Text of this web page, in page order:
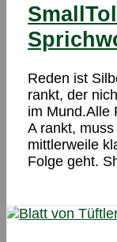
Reden ist
rankt, der
im Mund.Alle
A rankt,
mittlerweile
Folge geht.